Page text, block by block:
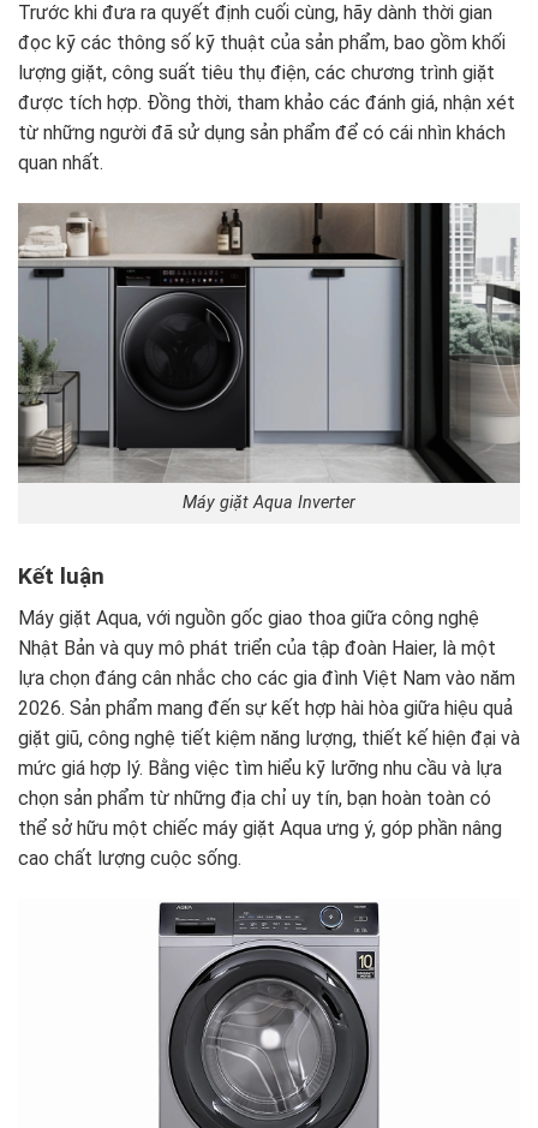
Trước khi đưa ra quyết định cuối cùng, hãy dành thời gian
đọc kỹ các thông số kỹ thuật của sản phẩm, bao gồm khối
lượng giặt, công suất tiêu thụ điện, các chương trình giặt
được tích hợp. Đồng thời, tham khảo các đánh giá, nhận xét
từ những người đã sử dụng sản phẩm để có cái nhìn khách
quan nhất.
Máy giặt Aqua Inverter
Kết luận
Máy giặt Aqua, với nguồn gốc giao thoa giữa công nghệ
Nhật Bản và quy mô phát triển của tập đoàn Haier, là một
lựa chọn đáng cân nhắc cho các gia đình Việt Nam vào năm
2026. Sản phẩm mang đến sự kết hợp hài hòa giữa hiệu quả
giặt giũ, công nghệ tiết kiệm năng lượng, thiết kế hiện đại và
mức giá hợp lý. Bằng việc tìm hiểu kỹ lưỡng nhu cầu và lựa
chọn sản phẩm từ những địa chỉ uy tín, bạn hoàn toàn có
thể sở hữu một chiếc máy giặt Aqua ưng ý, góp phần nâng
cao chất lượng cuộc sống.